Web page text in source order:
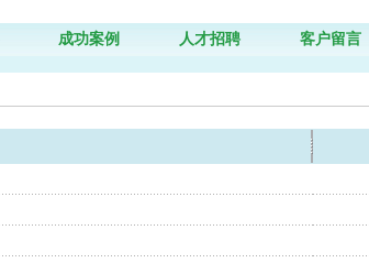
成功案例 人才招聘 客户留言